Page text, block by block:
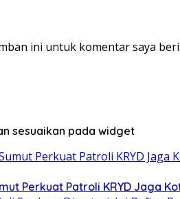
ini untuk komentar saya
sesuaikan pada widget
Perkuat Patroli KRYD Jaga